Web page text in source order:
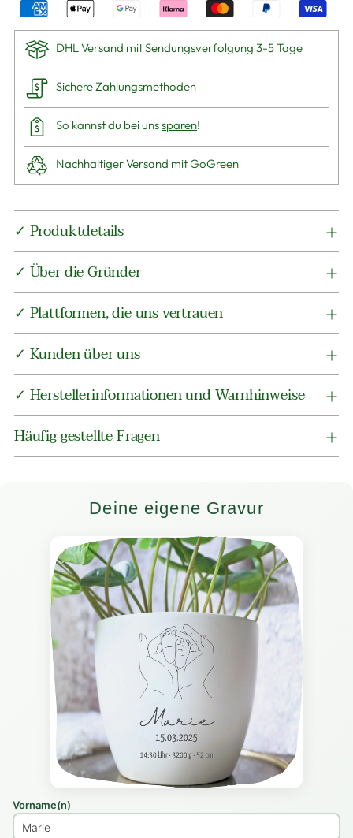
DHL Versand mit Sendungsverfolgung 3-5 Tage
Sichere Zahlungsmethoden
So kannst du bei unssparen!
Nachhaltiger Versand mit GoGreen
Produkt
in
den
Warenkorb
legen
✓ Produktdetails
✓ Über die Gründer
✓ Plattformen, die uns vertrauen
✓ Kunden über uns
✓ Herstellerinformationen und Warnhinweise
Häufig gestellte Fragen
Deine eigene Gravur
Vorname(n)